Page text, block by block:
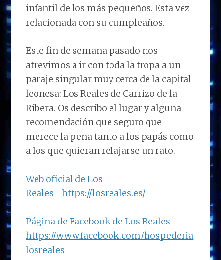
infantil de los más pequeños. Esta vez
relacionada con su cumpleaños.
Este fin de semana pasado nos
atrevimos a ir con toda la tropa a un
paraje singular muy cerca de la capital
leonesa: Los Reales de Carrizo de la
Ribera. Os describo el lugar y alguna
recomendación que seguro que
merece la pena tanto a los papás como
a los que quieran relajarse un rato.
Web oficial de Los
Reales
https://losreales.es/
Página de Facebook de Los Reales
https://www.facebook.com/hospederia
losreales